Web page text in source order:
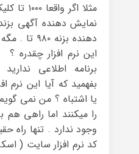
مثلا اگر
دهنده
این نرم افزار چقدره ؟
برنامه اطلاعی
بفهمید که آیا این نرم
یا اشتباه ؟ من نمی
را میکنند اما راهی
وجود ندارد . تنها راه
کد نرم افزار سایت (